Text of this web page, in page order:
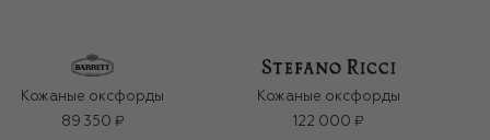
Кожаные оксфорды
89 350 ₽
Кожаные оксфорды
122 000 ₽